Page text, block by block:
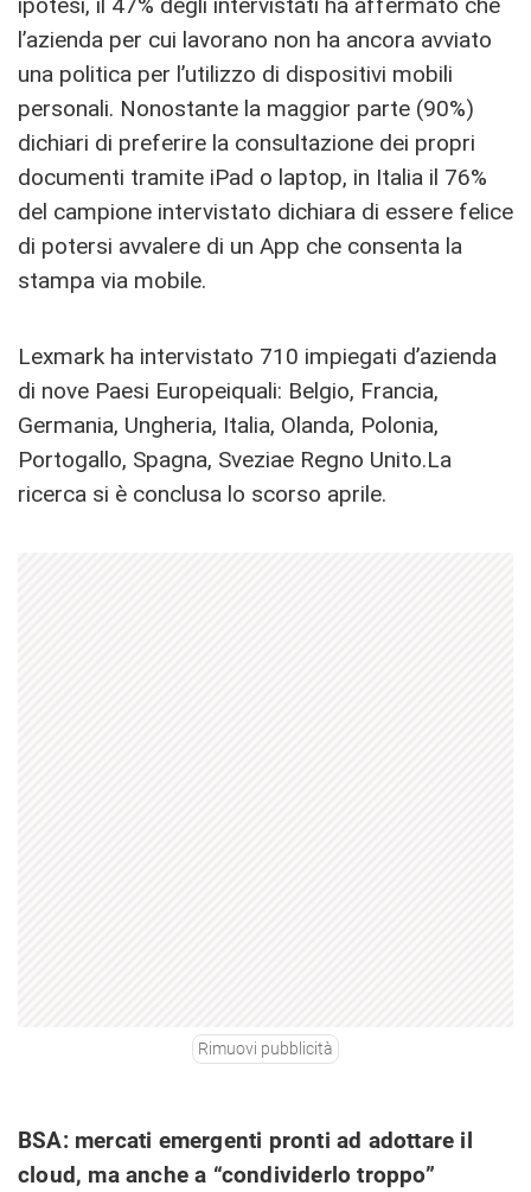
l’azienda per cui lavorano non ha ancora avviato
una politica per l’utilizzo di dispositivi mobili
personali. Nonostante la maggior parte (90%)
dichiari di preferire la consultazione dei propri
documenti tramite iPad o laptop, in Italia il 76%
del campione intervistato dichiara di essere felice
di potersi avvalere di un App che consenta la
stampa via mobile.
Lexmark ha intervistato 710 impiegati d’azienda
di nove Paesi Europeiquali: Belgio, Francia,
Germania, Ungheria, Italia, Olanda, Polonia,
Portogallo, Spagna, Sveziae Regno Unito.La
ricerca si è conclusa lo scorso aprile.
Rimuovi pubblicità
BSA: mercati emergenti pronti ad adottare il
cloud, ma anche a “condividerlo troppo”